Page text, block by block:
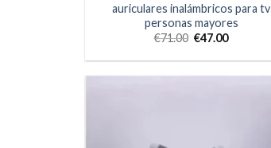
auriculares inalámbricos para tv
personas mayores
€71.00 €47.00